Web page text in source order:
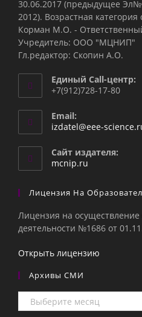
30.06.2017 (предыдущее
2012). Возрастная категория
Корман М.О. -
Учредитель: ООО "МЦНИП"
Гл.редактор: Скопин А.О.
Единый Call-центр:
+7(912)728-17-80
Email:
izdatel@eee-
Сайт издателя:
mcnip.ru
Лицензия На
Лицензия на осуществление
деятельности №1686 от
Открыть лицензию
Архивы СМИ
Архивы
СМИ